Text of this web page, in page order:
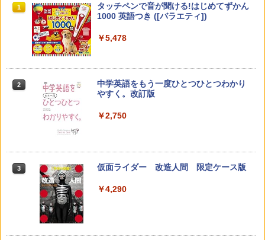
1 先生のためのGoogle AI完全攻略図鑑
2 子どもが変わる魔法の言葉
￥2,200
3
カウンセリングとは何か 変化するという
1
Amazon Fire HD 10 キッズモデル (10イ
ンチ) ピンク 対象年齢3歳から 数千点の
2
パイロット スイスイおえかき for Study
何回も書ける! れんしゅうボード ひらが
な・カタカナ・すうじ・ABC 3歳以上 知
育
【くもん出版公式特別セット】くもん出
版(KUMON PUBLISHING) くもんの日本
1
タッチペンで音が聞ける!はじめてずかん
1000 英語つき ([バラエティ])
￥5,478
2
中学英語をもう一度ひとつひとつわかり
やすく。改訂版
￥2,750
3 仮面ライダー 改造人間 限定ケース版
￥4,290